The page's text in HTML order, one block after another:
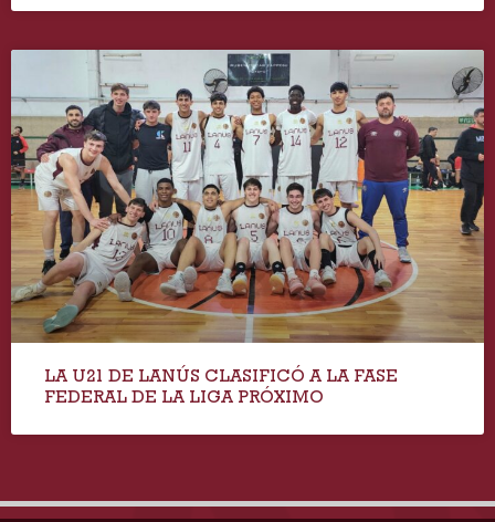
LA U21 DE LANÚS CLASIFICÓ A LA FASE
FEDERAL DE LA LIGA PRÓXIMO